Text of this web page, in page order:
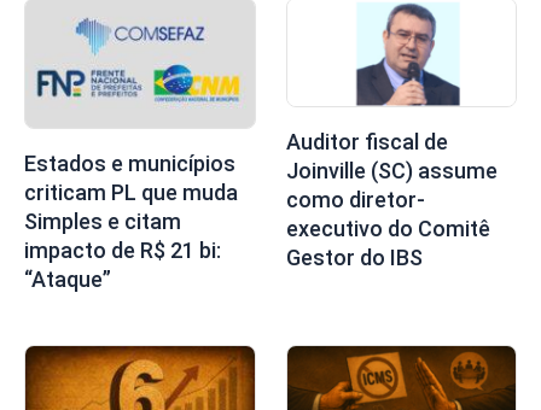
Estados e municípios
criticam PL que muda
Simples e citam
impacto de R$ 21 bi:
“Ataque”
Auditor fiscal de
Joinville (SC) assume
como diretor-
executivo do Comitê
Gestor do IBS